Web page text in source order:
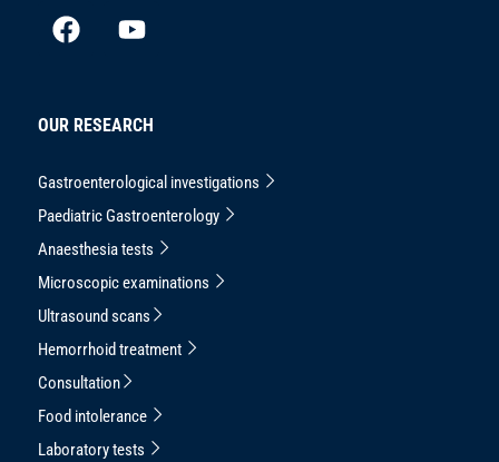
OUR RESEARCH
Gastroenterological investigations
Paediatric Gastroenterology
Anaesthesia tests
Microscopic examinations
Ultrasound scans
Hemorrhoid treatment
Consultation
Food intolerance
Laboratory tests